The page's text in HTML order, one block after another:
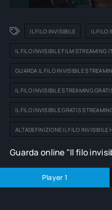
IL FILO INVISIBILE IL FILO
IL FILO INVISIBILE FILM STREAMING
GUARDA IL FILO INVISIBILE
IL FILO INVISIBILE STREAMING
IL FILO INVISIBILE GRATIS
ALTADEFINIZIONE IL FILO INVISIBILE
Guarda online "Il filo
Player 1